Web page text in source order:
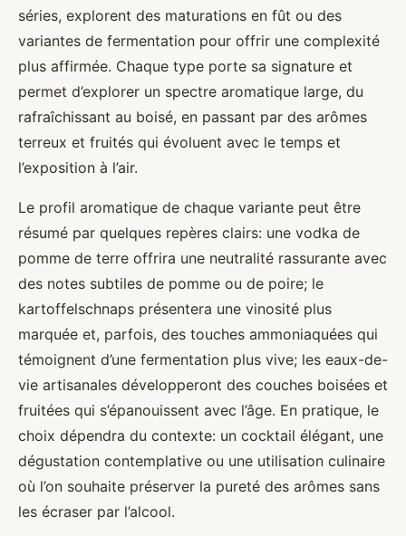
séries, explorent des maturations en fût ou des
variantes de fermentation pour offrir une complexité
plus affirmée. Chaque type porte sa signature et
permet d’explorer un spectre aromatique large, du
rafraîchissant au boisé, en passant par des arômes
terreux et fruités qui évoluent avec le temps et
l’exposition à l’air.
Le profil aromatique de chaque variante peut être
résumé par quelques repères clairs: une vodka de
pomme de terre offrira une neutralité rassurante avec
des notes subtiles de pomme ou de poire; le
kartoffelschnaps présentera une vinosité plus
marquée et, parfois, des touches ammoniaquées qui
témoignent d’une fermentation plus vive; les eaux-de-
vie artisanales développeront des couches boisées et
fruitées qui s’épanouissent avec l’âge. En pratique, le
choix dépendra du contexte: un cocktail élégant, une
dégustation contemplative ou une utilisation culinaire
où l’on souhaite préserver la pureté des arômes sans
les écraser par l’alcool.